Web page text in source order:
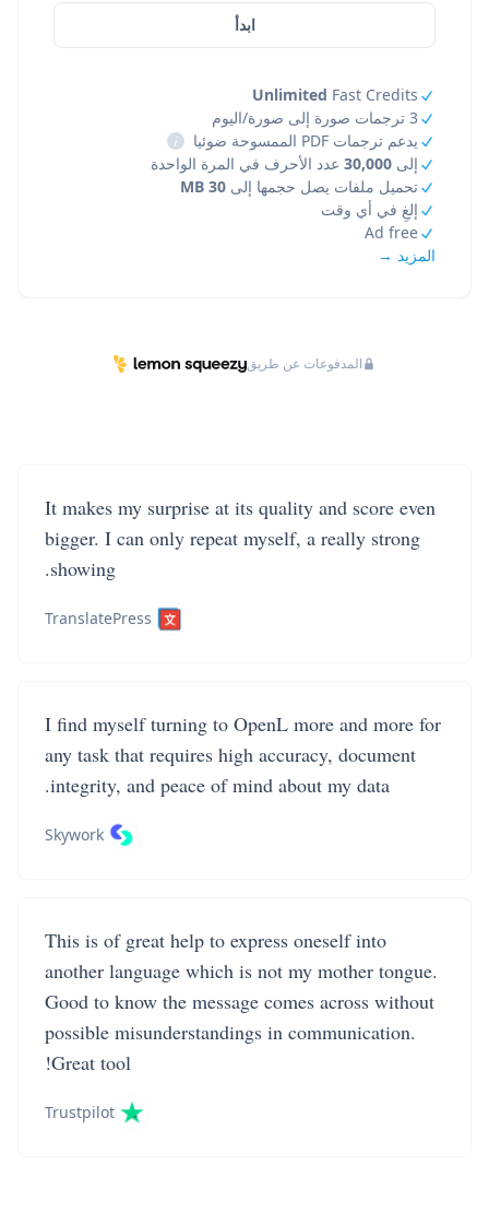
ابدأ
Unlimited Fast Credits
3 ترجمات صورة إلى صورة/اليوم
يدعم ترجمات PDF الممسوحة ضوئيا
i
إلى 30,000 عدد الأحرف في المرة الواحدة
تحميل ملفات يصل حجمها إلى 30 MB
إلغِ في أي وقت
Ad free
المزيد →
المدفوعات عن طريق
It makes my surprise at its quality and score even
bigger. I can only repeat myself, a really strong
showing.
TranslatePress
I find myself turning to OpenL more and more for
any task that requires high accuracy, document
integrity, and peace of mind about my data.
Skywork
This is of great help to express oneself into
another language which is not my mother tongue.
Good to know the message comes across without
possible misunderstandings in communication.
Great tool!
Trustpilot